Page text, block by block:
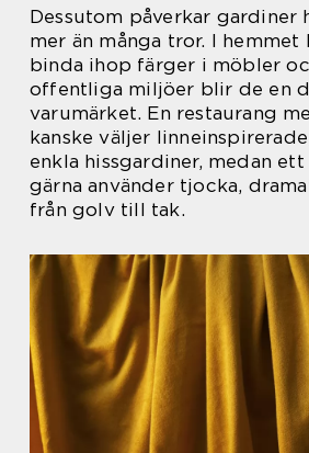
Dessutom påverkar gardiner
mer än många tror. I hemmet
binda ihop färger i möbler
offentliga miljöer blir de en
varumärket. En restaurang
kanske väljer
enkla hissgardiner, medan
gärna använder tjocka,
från golv till tak.